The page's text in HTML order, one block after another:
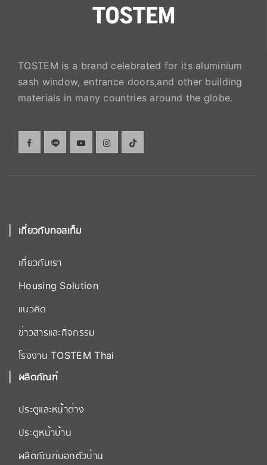
TOSTEM is a brand celebrated for its aluminium
sash window, entrance doors,and other building
materials in many countries around the globe.
เกี่ยวกับทอสเท็ม
เกี่ยวกับเรา
Housing Solution
แนวคิด
ข่าวสารและกิจกรรม
โรงงาน TOSTEM Thai
ผลิตภัณฑ์
ประตูและหน้าต่าง
ประตูหน้าบ้าน
ผลิตภัณฑ์นอกตัวบ้าน